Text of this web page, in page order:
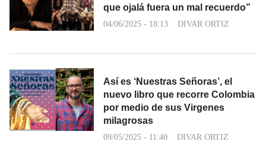
que ojalá fuera un mal recuerdo”
04/06/2025 - 18:13 DIVAR ORTIZ
Así es ‘Nuestras Señoras’, el
nuevo libro que recorre Colombia
por medio de sus Virgenes
milagrosas
09/05/2025 - 11:40 DIVAR ORTIZ